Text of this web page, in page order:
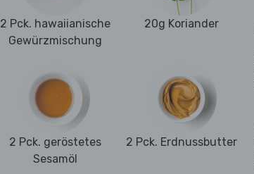
2 Pck. hawaiianische
Gewürzmischung
20g Koriander
2 Pck. geröstetes
Sesamöl
2 Pck. Erdnussbutter